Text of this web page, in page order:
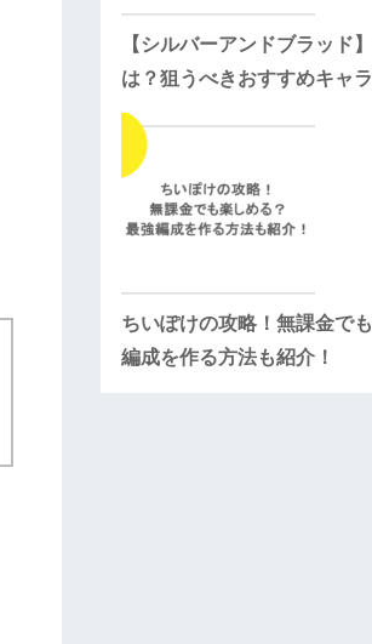
【シルバーアンドブラッド
は？狙うべきおすすめキャ
ちいぽけの攻略！無課金で
編成を作る方法も紹介！